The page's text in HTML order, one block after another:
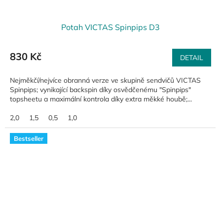
Potah VICTAS Spinpips D3
830 Kč DETAIL
Nejměkčí/nejvíce obranná verze ve skupině sendvičů VICTAS
Spinpips; vynikající backspin díky osvědčenému "Spinpips"
topsheetu a maximální kontrola díky extra měkké houbě;...
2,0 1,5 0,5 1,0
Bestseller